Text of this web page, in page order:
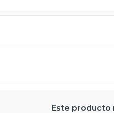
Este producto